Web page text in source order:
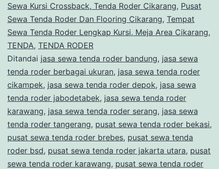
Sewa Kursi Crossback, Tenda Roder Cikarang, Pusat
Sewa Tenda Roder Dan Flooring Cikarang, Tempat
Sewa Tenda Roder Lengkap Kursi, Meja Area Cikarang,
TENDA, TENDA RODER
Ditandai jasa sewa tenda roder bandung, jasa sewa
tenda roder berbagai ukuran, jasa sewa tenda roder
cikampek, jasa sewa tenda roder depok, jasa sewa
tenda roder jabodetabek, jasa sewa tenda roder
karawang, jasa sewa tenda roder serang, jasa sewa
tenda roder tangerang, pusat sewa tenda roder bekasi,
pusat sewa tenda roder brebes, pusat sewa tenda
roder bsd, pusat sewa tenda roder jakarta utara, pusat
sewa tenda roder karawang, pusat sewa tenda roder